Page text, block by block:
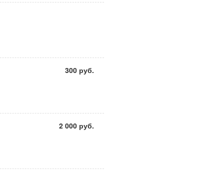
300 руб.
2 000 руб.